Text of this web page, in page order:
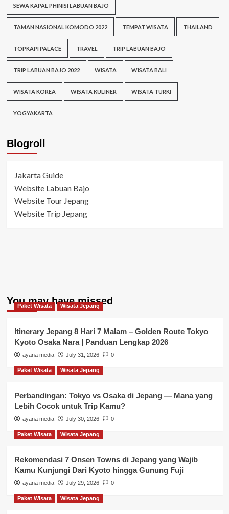
SEWA KAPAL PHINISI LABUAN BAJO
TAMAN NASIONAL KOMODO 2022 TEMPAT WISATA THAILAND
TOPKAPI PALACE TRAVEL TRIP LABUAN BAJO
TRIP LABUAN BAJO 2022 WISATA WISATA BALI
WISATA KOREA WISATA KULINER WISATA TURKI
YOGYAKARTA
Blogroll
Jakarta Guide
Website Labuan Bajo
Website Tour Jepang
Website Trip Jepang
You may have missed
Paket Wisata Wisata Jepang
Itinerary Jepang 8 Hari 7 Malam – Golden Route Tokyo
Kyoto Osaka Nara | Panduan Lengkap 2026
ayana media July 31, 2026 0
Paket Wisata Wisata Jepang
Perbandingan: Tokyo vs Osaka di Jepang — Mana yang
Lebih Cocok untuk Trip Kamu?
ayana media July 30, 2026 0
Paket Wisata Wisata Jepang
Rekomendasi 7 Onsen Towns di Jepang yang Wajib
Kamu Kunjungi Dari Kyoto hingga Gunung Fuji
ayana media July 29, 2026 0
Paket Wisata Wisata Jepang